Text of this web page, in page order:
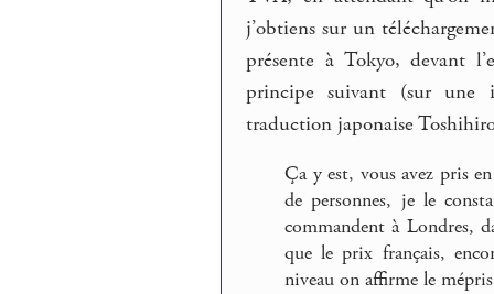
j’obtiens sur un
présente à Tokyo, devant
principe suivant (sur une
traduction japonaise
Ça y est, vous avez pris
de personnes, je le
commandent à Londres,
que le prix français,
niveau on affirme le